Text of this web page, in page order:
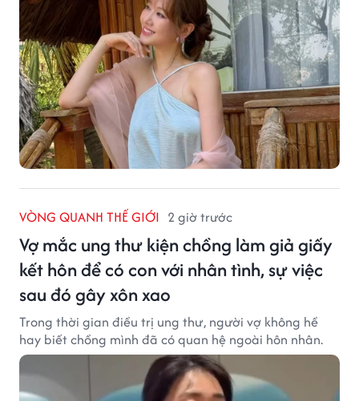
VÒNG QUANH THẾ GIỚI 2 giờ trước
Vợ mắc ung thư kiện chồng làm giả giấy
kết hôn để có con với nhân tình, sự việc
sau đó gây xôn xao
Trong thời gian điều trị ung thư, người vợ không hề
hay biết chồng mình đã có quan hệ ngoài hôn nhân.